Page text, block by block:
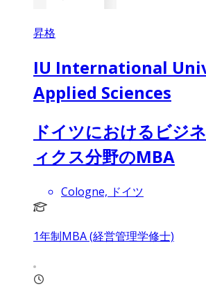
昇格
IU International
Applied Sciences
ドイツにおけるビジ
ィクス分野のMBA
Cologne, ドイツ
1年制MBA (経営管理学修士)